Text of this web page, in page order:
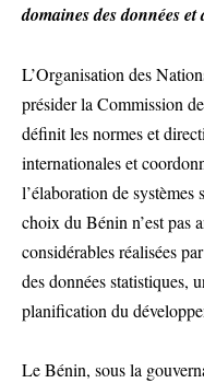
domaines des données
L’Organisation des
présider la Commission
définit les normes et
internationales et
l’élaboration de
choix du Bénin n’est pas
considérables réalisées
des données statistiques,
planification du
Le Bénin, sous la